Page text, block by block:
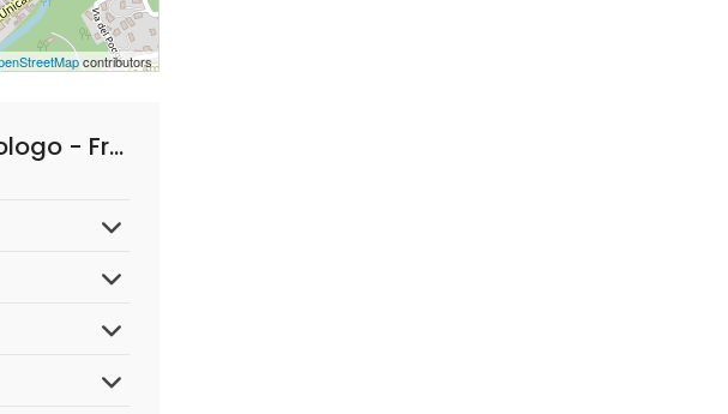
contributors
Domande Frequenti su Dottor Francesco De Luca - Andrologo & Urologo - Frosinone